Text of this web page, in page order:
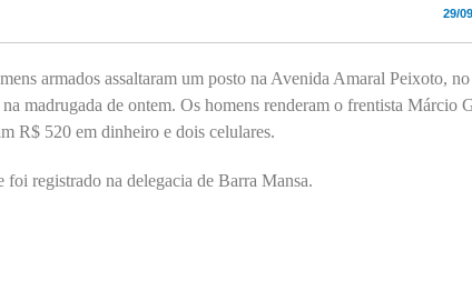
29/
armados assaltaram um posto na Avenida Amaral Peixoto,
na madrugada de ontem. Os homens renderam o frentista Márcio
R$ 520 em dinheiro e dois celulares.
foi registrado na delegacia de Barra Mansa.